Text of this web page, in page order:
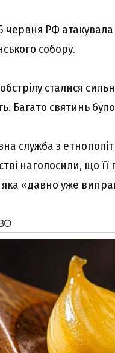
червня РФ
собору.
сталися
Багато святинь
служба з
наголосили, що
«давно уже